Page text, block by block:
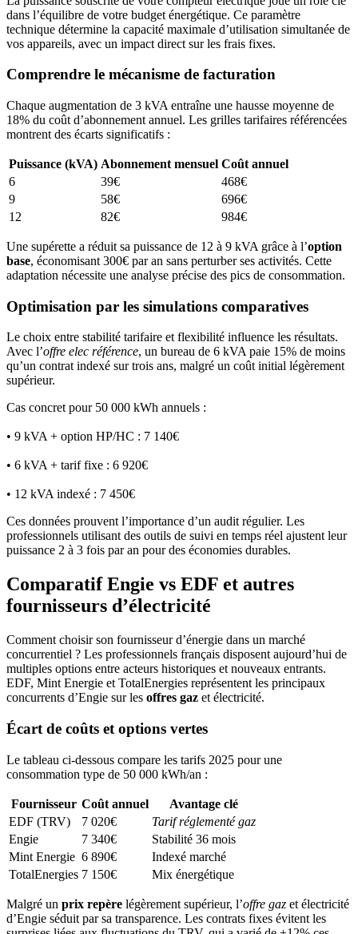
dans l’équilibre de votre budget énergétique. Ce paramètre
technique détermine la capacité maximale d’utilisation simultanée de
vos appareils, avec un impact direct sur les frais fixes.
Comprendre le mécanisme de facturation
Chaque augmentation de 3 kVA entraîne une hausse moyenne de
18% du coût d’abonnement annuel. Les grilles tarifaires référencées
montrent des écarts significatifs :
Puissance (kVA) Abonnement mensuel Coût annuel
6
39€
468€
9
58€
696€
12
82€ 984€
Une supérette a réduit sa puissance de 12 à 9 kVA grâce à l’option
base, économisant 300€ par an sans perturber ses activités. Cette
adaptation nécessite une analyse précise des pics de consommation.
Optimisation par les simulations comparatives
Le choix entre stabilité tarifaire et flexibilité influence les résultats.
Avec l’offre elec référence, un bureau de 6 kVA paie 15% de moins
qu’un contrat indexé sur trois ans, malgré un coût initial légèrement
supérieur.
Cas concret pour 50 000 kWh annuels :
• 9 kVA + option HP/HC : 7 140€
• 6 kVA + tarif fixe : 6 920€
• 12 kVA indexé : 7 450€
Ces données prouvent l’importance d’un audit régulier. Les
professionnels utilisant des outils de suivi en temps réel ajustent leur
puissance 2 à 3 fois par an pour des économies durables.
Comparatif Engie vs EDF et autres
fournisseurs d’électricité
Comment choisir son fournisseur d’énergie dans un marché
concurrentiel ? Les professionnels français disposent aujourd’hui de
multiples options entre acteurs historiques et nouveaux entrants.
EDF, Mint Energie et TotalEnergies représentent les principaux
concurrents d’Engie sur les offres gaz et électricité.
Écart de coûts et options vertes
Le tableau ci-dessous compare les tarifs 2025 pour une
consommation type de 50 000 kWh/an :
Fournisseur Coût annuel
Avantage clé
EDF (TRV)
7 020€
Tarif réglementé gaz
Engie
7 340€
Stabilité 36 mois
Mint Energie 6 890€
Indexé marché
TotalEnergies 7 150€ Mix énergétique
Malgré un prix repère légèrement supérieur, l’offre gaz et électricité
d’Engie séduit par sa transparence. Les contrats fixes évitent les